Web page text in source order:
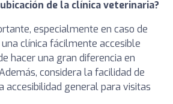
de la clínica veterinaria?
especialmente en caso de
clínica fácilmente accesible
hacer una gran diferencia en
considera la facilidad de
accesibilidad general para visitas